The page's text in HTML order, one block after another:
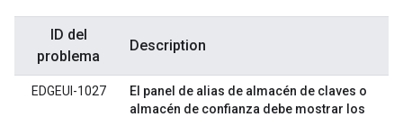
ID del
problema
Description
EDGEUI-1027
El panel de alias de almacén de claves o
almacén de confianza debe mostrar los